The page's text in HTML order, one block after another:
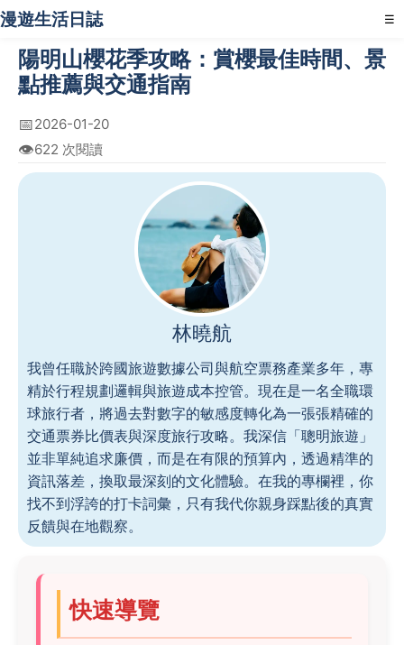
漫遊生活日誌 ☰
陽明山櫻花季攻略：賞櫻最佳時間、景
點推薦與交通指南
📅2026-01-20
👁️622 次閱讀
林曉航
我曾任職於跨國旅遊數據公司與航空票務產業多年，專
精於行程規劃邏輯與旅遊成本控管。現在是一名全職環
球旅行者，將過去對數字的敏感度轉化為一張張精確的
交通票券比價表與深度旅行攻略。我深信「聰明旅遊」
並非單純追求廉價，而是在有限的預算內，透過精準的
資訊落差，換取最深刻的文化體驗。在我的專欄裡，你
找不到浮誇的打卡詞彙，只有我代你親身踩點後的真實
反饋與在地觀察。
快速導覽